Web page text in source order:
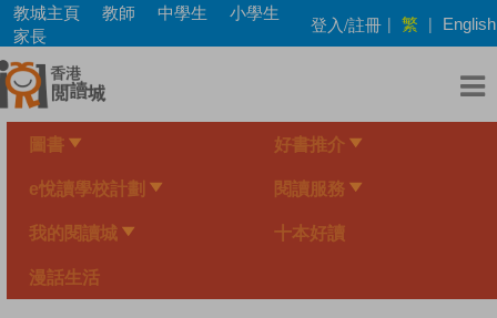
Skip
main
content
教城主頁 教師 中學生
小學生
家長
登入/註冊 | 繁 | English
圖書 好書推介
e悅讀學校計劃 閱讀服務
我的閱讀城 十本好讀
漫話生活